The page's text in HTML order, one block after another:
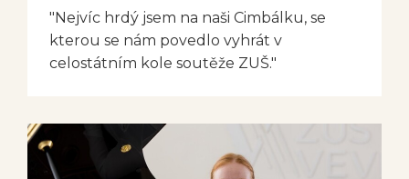
"Nejvíc hrdý jsem na naši Cimbálku, se
kterou se nám povedlo vyhrát v
celostátním kole soutěže ZUŠ."